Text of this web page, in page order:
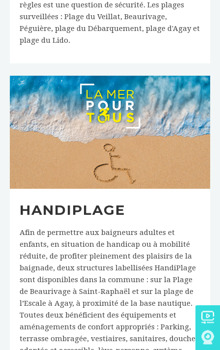
règles est une question de sécurité. Les plages
surveillées : Plage du Veillat, Beaurivage,
Péguière, plage du Débarquement, plage d'Agay et
plage du Lido.
HANDIPLAGE
Afin de permettre aux baigneurs adultes et
enfants, en situation de handicap ou à mobilité
réduite, de profiter pleinement des plaisirs de la
baignade, deux structures labellisées HandiPlage
sont disponibles dans la commune : sur la Plage
de Beaurivage à Saint-Raphaël et sur la plage de
l’Escale à Agay, à proximité de la base nautique.
Toutes deux bénéficient des équipements et
aménagements de confort appropriés : Parking,
terrasse ombragée, vestiaires, sanitaires, douche